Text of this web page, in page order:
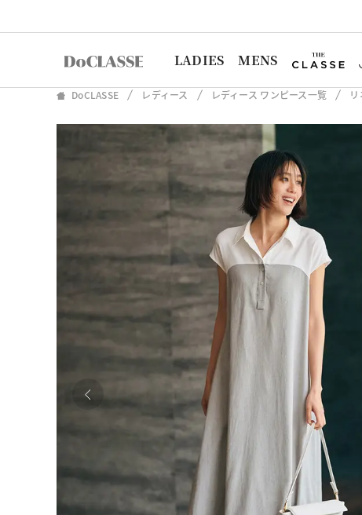
LADIES MENS
DoCLASSE レディース レディース ワンピース一覧